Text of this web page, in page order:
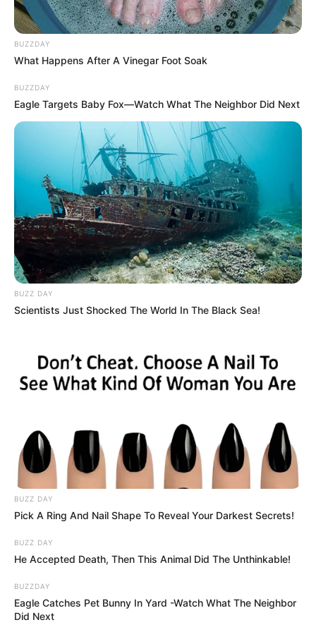
Megszólalt a Kreml: ezt várja Oroszország az új
magyar vezetéstől
Oroszország is reagált a magyarországi
országgyűlési választások eredményére. Dmitrij
arról, hogyan látják a kialakult helyzetet, és milyen
kapcsolatokat várnak az új magyar vezetéssel.
A Kreml szóvivője egyértelművé tette, hogy
Moszkva a jövőben is együttműködésre törekszik
Magyarországgal. Mint mondta:
„Arra számítunk, hogy folytatni fogjuk rendkívül
pragmatikus kapcsolatainkat Magyarország új
Peszkov hangsúlyozta, hogy Oroszország
tiszteletben tartja a magyar választók döntését, és
fontosnak tartja a kétoldalú kapcsolatok
BUZZDAY
What Happens After A Vinegar Foot Soak
BUZZDAY
Eagle Targets Baby Fox—Watch What The Neighbor Did Next
BUZZ DAY
Scientists Just Shocked The World In The Black Sea!
BUZZ DAY
Pick A Ring And Nail Shape To Reveal Your Darkest Secrets!
BUZZ DAY
He Accepted Death, Then This Animal Did The Unthinkable!
BUZZDAY
Eagle Catches Pet Bunny In Yard -Watch What The Neighbor
Did Next